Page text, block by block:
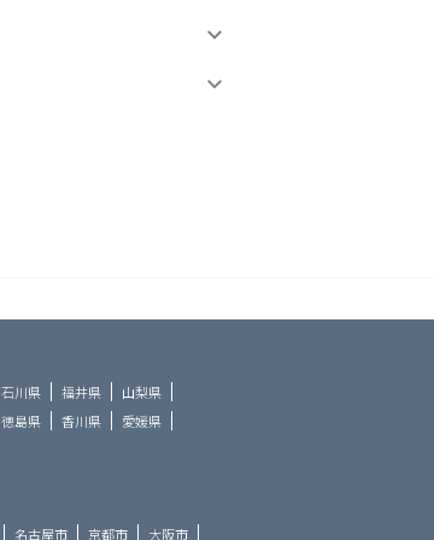
石川県 福井県
山梨県
徳島県 香川県
愛媛県
名古屋市 京都市 大阪市